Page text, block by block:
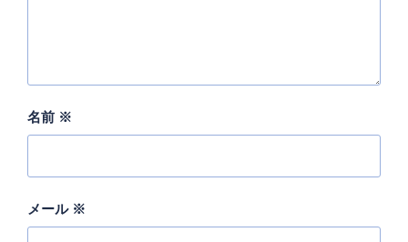
名前 ※
メール ※